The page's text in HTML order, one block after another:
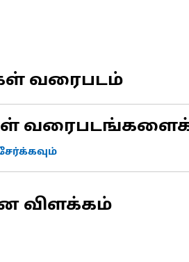
வரைபடம்
வரைபடங்களைக்
விளக்கம்